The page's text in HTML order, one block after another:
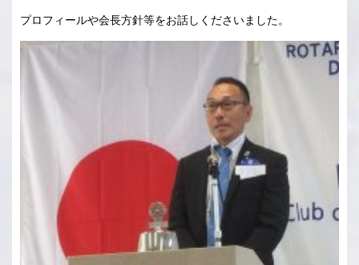
プロフィールや会長方針等をお話しくださいました。